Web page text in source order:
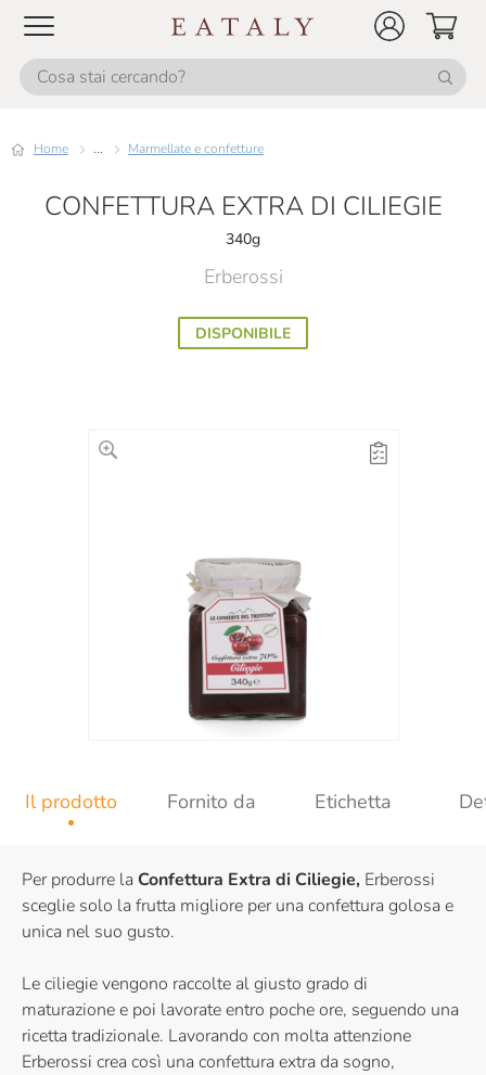
Home ... Marmellate e confetture
CONFETTURA EXTRA DI CILIEGIE
340g
Erberossi
DISPONIBILE
Il prodotto Fornito da Etichetta
Per produrre la Confettura Extra di Ciliegie, Erberossi
sceglie solo la frutta migliore per una confettura golosa e
unica nel suo gusto.
Le ciliegie vengono raccolte al giusto grado di
maturazione e poi lavorate entro poche ore, seguendo una
ricetta tradizionale. Lavorando con molta attenzione
Erberossi crea così una confettura extra da sogno,